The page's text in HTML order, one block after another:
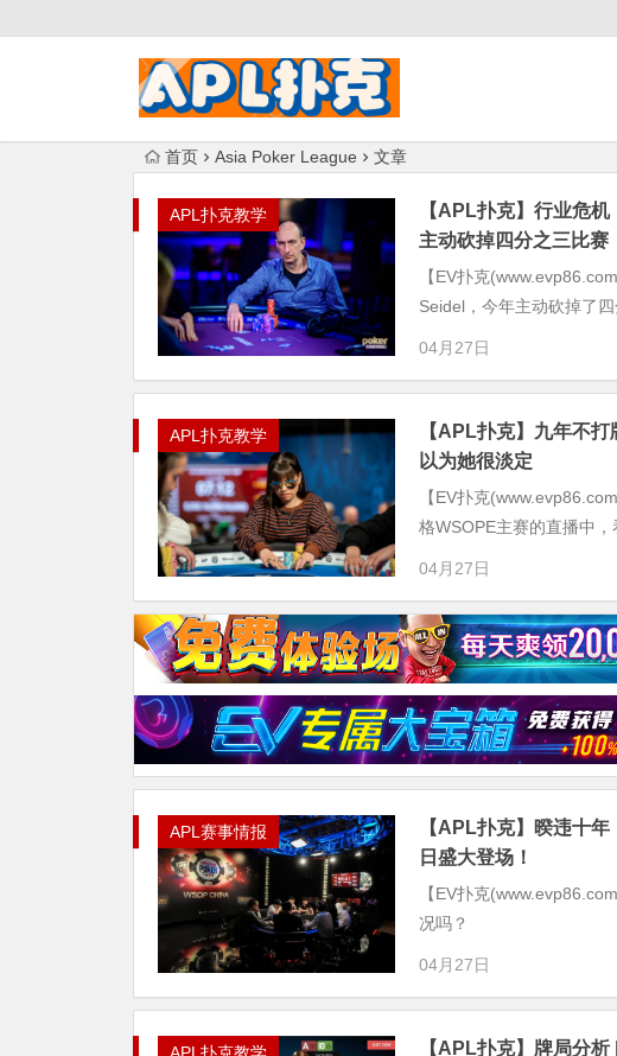
首页 Asia Poker League 文章
APL扑克教学
【APL扑克】行业危
主动砍掉四分之三比赛
【EV扑克
Seidel，今年主动砍掉了四
04月27日
APL扑克教学
【APL扑克】九年不
以为她很淡定
【EV扑克
格WSOPE主赛的直播中
04月27日
APL赛事情报
【APL扑克】暌违十
日盛大登场！
【EV扑克
况吗？
04月27日
【APL扑克】牌局分